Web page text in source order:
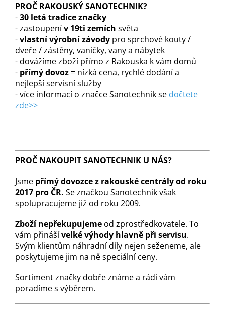
PROČ RAKOUSKÝ SANOTECHNIK?
-30 letá tradice značky
- zastoupenív 19ti zemích světa
-vlastní výrobní závody pro sprchové kouty /
dveře / zástěny, vaničky, vany a nábytek
- dovážíme zboží přímo z Rakouska k vám domů
- přímý dovoz= nízká cena, rychlé dodání a
nejlepší servisní služby
- více informací o značce Sanotechnik se dočtete
zde>>
PROČ NAKOUPIT SANOTECHNIK U NÁS?
Jsme přímý dovozce z rakouské centrály od roku
2017 pro ČR. Se značkou Sanotechnik však
spolupracujeme již od roku 2009.
Zboží nepřekupujeme od zprostředkovatele. To
vám přinášívelké výhody hlavně při servisu.
Svým klientům náhradní díly nejen seženeme, ale
poskytujeme jim na ně speciální ceny.
Sortiment značky dobře známe a rádi vám
poradíme s výběrem.
Z